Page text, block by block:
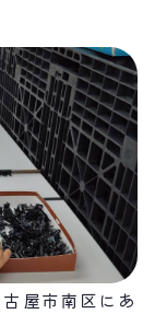
屋市南区にあ